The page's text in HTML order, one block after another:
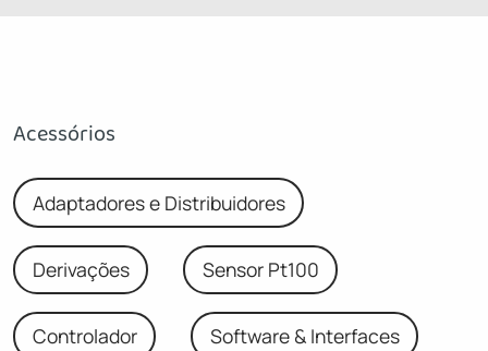
Acessórios
Adaptadores e Distribuidores
Derivações Sensor Pt100
Controlador Software & Interfaces